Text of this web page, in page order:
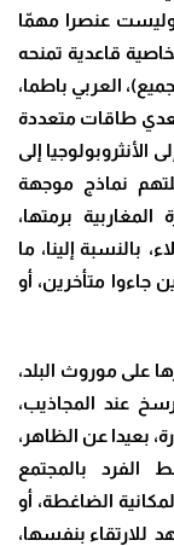
وليست عنصرا مهمّا
قاعدية تمنحه
العربي باطما،
طاقات متعددة
إلى
نماذج موجهة
برمتها،
إلينا، ما
جاءوا متأخرين، أو
على موروث البلد،
عند المجاذيب،
بعيدا عن الظاهر،
الفرد بالمجتمع
الضاغطة، أو
للارتقاء بنفسها،